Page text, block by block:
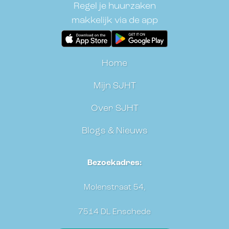
Regel je huurzaken
makkelijk via de app
Home
Mijn SJHT
Over SJHT
Blogs & Nieuws
Bezoekadres:
Molenstraat 54,
7514 DL Enschede